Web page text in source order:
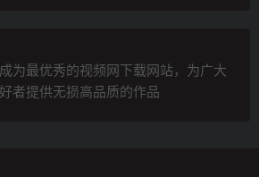
为最优秀的视频网下载网站，为广大
者提供无损高品质的作品